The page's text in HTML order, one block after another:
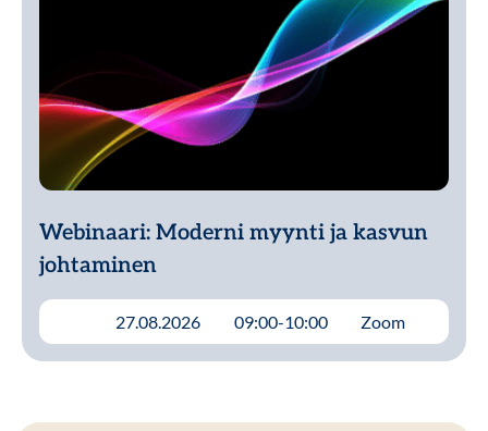
Webinaari: Moderni myynti ja kasvun
johtaminen
Lue lisää 27.08.2026 09:00-10:00 Zoom